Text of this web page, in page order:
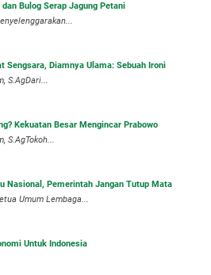
Bulog Serap Jagung Petani
Sengsara, Diamnya Ulama: Sebuah Ironi
S.AgDari...
Kekuatan Besar Mengincar Prabowo
S.AgTokoh...
Nasional, Pemerintah Jangan Tutup Mata
Umum Lembaga...
Untuk Indonesia